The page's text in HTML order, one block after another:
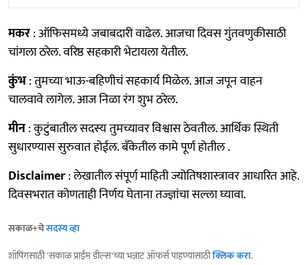
मकर: ऑफिसमध्ये जबाबदारी वाढेल. आजचा दिवस गुंतवणुकीसाठी
चांगला ठरेल. वरिष्ठ सहकारी भेटायला येतील.
कुंभ: तुमच्या भाऊ-बहिणीचं सहकार्य मिळेल. आज जपून वाहन
चालवावे लागेल. आज निळा रंग शुभ ठरेल.
मीन: कुटुंबातील सदस्य तुमच्यावर विश्वास ठेवतील. आर्थिक स्थिती
सुधारण्यास सुरुवात होईल. बँकेतील कामे पूर्ण होतील .
Disclaimer: लेखातील संपूर्ण माहिती ज्योतिषशास्त्रावर आधारित आहे.
दिवसभरात कोणताही निर्णय घेताना तज्ज्ञांचा सल्ला घ्यावा.
सकाळ+चेसदस्य व्हा
शॉपिंगसाठी 'सकाळ प्राईम डील्स'च्या भन्नाट ऑफर्स पाहण्यासाठीक्लिक करा.